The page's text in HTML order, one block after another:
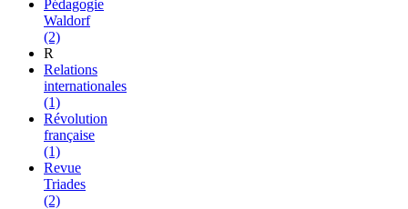
Pédagogie
Waldorf
(2)
R
Relations
internationales
(1)
Révolution
française
(1)
Revue
Triades
(2)